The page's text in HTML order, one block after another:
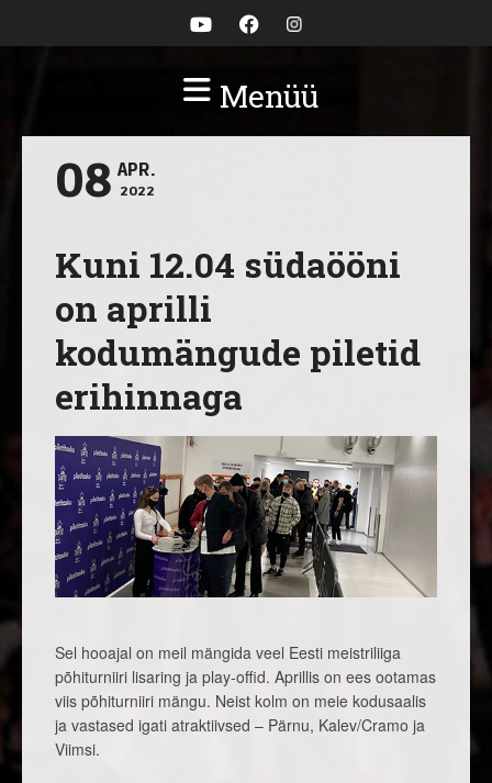
Menüü
08 APR.
2022
Kuni 12.04 südaööni
on aprilli
kodumängude piletid
erihinnaga
Sel hooajal on meil mängida veel Eesti meistriliiga
põhiturniiri lisaring ja play-offid. Aprillis on ees ootamas
viis põhiturniiri mängu. Neist kolm on meie kodusaalis
ja vastased igati atraktiivsed – Pärnu, Kalev/Cramo ja
Viimsi.